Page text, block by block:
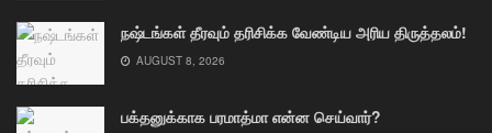
நஷ்டங்கள் தீரவும் தரிசிக்க வேண்டிய அரிய திருத்தலம்!
AUGUST 8, 2026
பக்தனுக்காக பரமாத்மா என்ன செய்வார்?